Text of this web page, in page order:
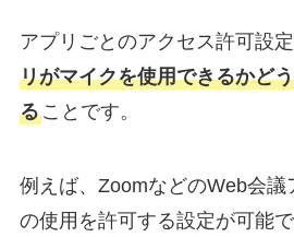
アプリごとのアクセス許可設定
リがマイクを使用できるかど
ることです。
例えば、ZoomなどのWeb会議
の使用を許可する設定が可能で